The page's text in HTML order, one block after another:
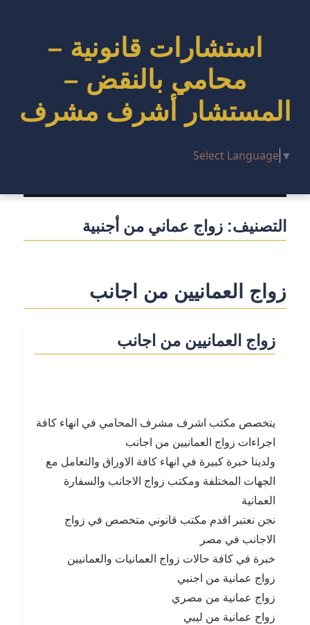
استشارات قانونية –
محامي بالنقض –
المستشار أشرف مشرف
Select Language ▼
التصنيف:زواج عماني من أجنبية
زواج العمانيين من اجانب
زواج العمانيين من اجانب
يتخصص مكتب اشرف مشرف المحامي في انهاء كافة
اجراءات زواج العمانيين من اجانب
ولدينا خبرة كبيرة في انهاء كافة الاوراق والتعامل مع
الجهات المختلفة ومكتب زواج الاجانب والسفارة
العمانية
نجن نعتبر اقدم مكتب قانوني متخصص في زواج
الاجانب في مصر
خبرة في كافة حالات زواج العمانيات والعمانيين
زواج عمانية من اجنبي
زواج عمانية من مصري
زواح عمانية من ليبي